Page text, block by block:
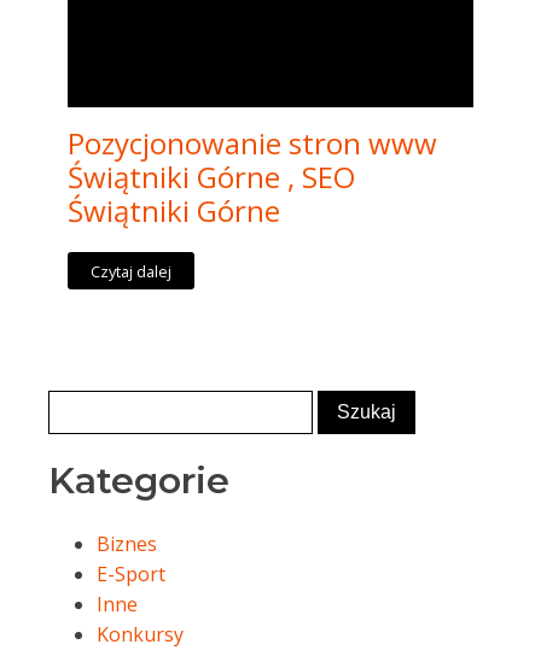
Pozycjonowanie stron www
Świątniki Górne , SEO
Świątniki Górne
Czytaj dalej
Kategorie
Biznes
E-Sport
Inne
Konkursy